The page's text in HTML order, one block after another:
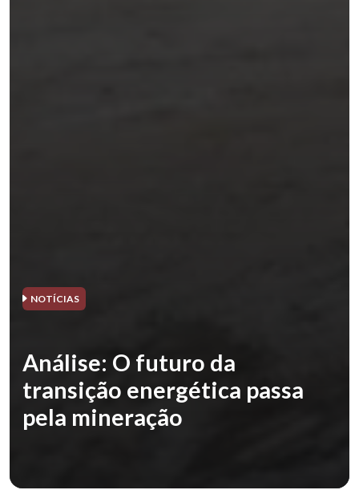
NOTÍCIAS
Análise: O futuro da
transição energética passa
pela mineração